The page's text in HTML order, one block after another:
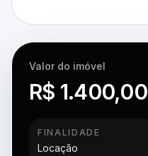
Valor do imóvel
R$ 1.400,00
FINALIDADE
Locação